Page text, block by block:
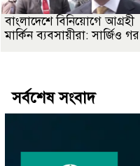
বাংলাদেশে বিনিয়োগে আগ্রহী
মার্কিন ব্যবসায়ীরা: সার্জিও গর
সর্বশেষ সংবাদ